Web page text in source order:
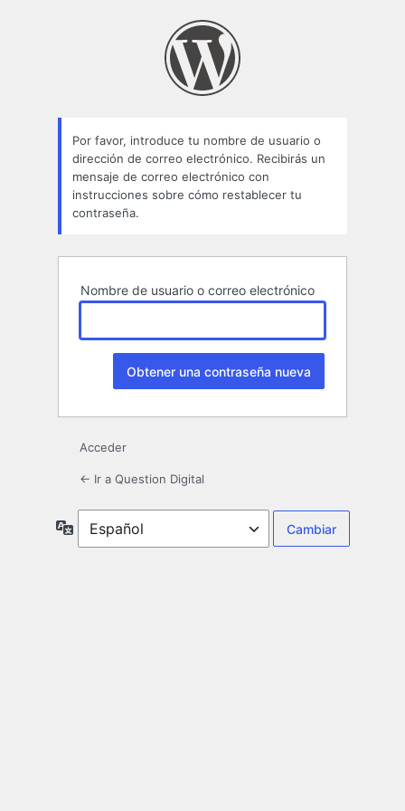
Por favor, introduce tu nombre de usuario o
dirección de correo electrónico. Recibirás un
mensaje de correo electrónico con
instrucciones sobre cómo restablecer tu
contraseña.
Nombre de usuario o correo electrónico
Acceder
← Ir a Question Digital
Idioma